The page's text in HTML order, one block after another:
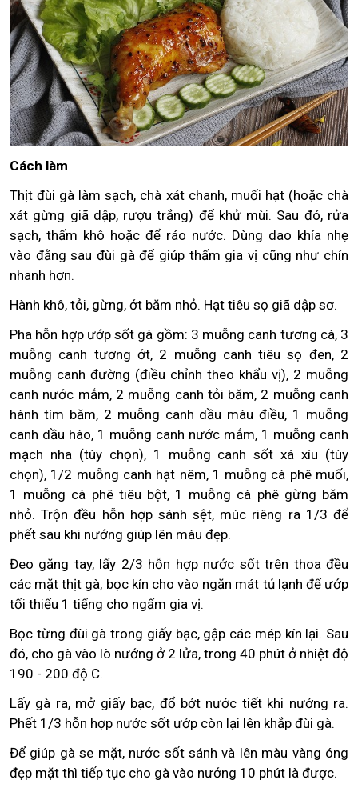
Cách làm
Thịt đùi gà làm sạch, chà xát chanh, muối hạt (hoặc chà
xát gừng giã dập, rượu trắng) để khử mùi. Sau đó, rửa
sạch, thấm khô hoặc để ráo nước. Dùng dao khía nhẹ
vào đằng sau đùi gà để giúp thấm gia vị cũng như chín
nhanh hơn.
Hành khô, tỏi, gừng, ớt băm nhỏ. Hạt tiêu sọ giã dập sơ.
Pha hỗn hợp ướp sốt gà gồm: 3 muỗng canh tương cà, 3
muỗng canh tương ớt, 2 muỗng canh tiêu sọ đen, 2
muỗng canh đường (điều chỉnh theo khẩu vị), 2 muỗng
canh nước mắm, 2 muỗng canh tỏi băm, 2 muỗng canh
hành tím băm, 2 muỗng canh dầu màu điều, 1 muỗng
canh dầu hào, 1 muỗng canh nước mắm, 1 muỗng canh
mạch nha (tùy chọn), 1 muỗng canh sốt xá xíu (tùy
chọn), 1/2 muỗng canh hạt nêm, 1 muỗng cà phê muối,
1 muỗng cà phê tiêu bột, 1 muỗng cà phê gừng băm
nhỏ. Trộn đều hỗn hợp sánh sệt, múc riêng ra 1/3 để
phết sau khi nướng giúp lên màu đẹp.
Đeo găng tay, lấy 2/3 hỗn hợp nước sốt trên thoa đều
các mặt thịt gà, bọc kín cho vào ngăn mát tủ lạnh để ướp
tối thiểu 1 tiếng cho ngấm gia vị.
Bọc từng đùi gà trong giấy bạc, gập các mép kín lại. Sau
đó, cho gà vào lò nướng ở 2 lửa, trong 40 phút ở nhiệt độ
190 - 200 độ C.
Lấy gà ra, mở giấy bạc, đổ bớt nước tiết khi nướng ra.
Phết 1/3 hỗn hợp nước sốt ướp còn lại lên khắp đùi gà.
Để giúp gà se mặt, nước sốt sánh và lên màu vàng óng
đẹp mặt thì tiếp tục cho gà vào nướng 10 phút là được.